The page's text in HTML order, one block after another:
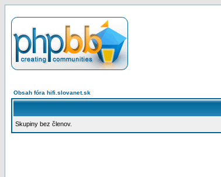
Obsah fóra hifi.slovanet.sk
Skupiny bez členov.